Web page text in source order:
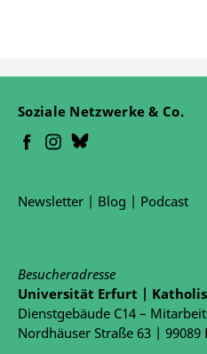
Soziale Netzwerke & Co.
Newsletter | Blog | Podcast
Besucheradresse
Universität Erfurt |
Dienstgebäude C14 –
Nordhäuser Straße 63 | 99089